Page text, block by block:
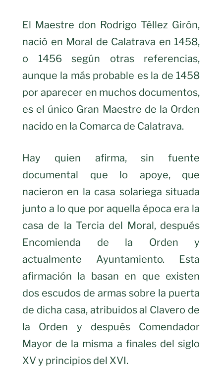
El Maestre don Rodrigo Téllez Girón,
nació en Moral de Calatrava en 1458,
o 1456 según otras referencias,
aunque la más probable es la de 1458
por aparecer en muchos documentos,
es el único Gran Maestre de la Orden
nacido en la Comarca de Calatrava.
Hay quien afirma, sin fuente
documental que lo apoye, que
nacieron en la casa solariega situada
junto a lo que por aquella época era la
casa de la Tercia del Moral, después
Encomienda de la Orden y
actualmente Ayuntamiento. Esta
afirmación la basan en que existen
dos escudos de armas sobre la puerta
de dicha casa, atribuidos al Clavero de
la Orden y después Comendador
Mayor de la misma a finales del siglo
XV y principios del XVI.